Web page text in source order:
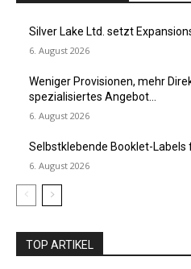
Silver Lake Ltd. setzt
6. August 2026
Weniger Provisionen, mehr
spezialisiertes Angebot...
6. August 2026
Selbstklebende Booklet-Labels
6. August 2026
TOP ARTIKEL